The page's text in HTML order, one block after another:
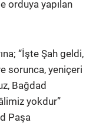
orduya yapılan
“İşte Şah geldi,
sorunca, yeniçeri
Bağdad
yokdur”
Paşa